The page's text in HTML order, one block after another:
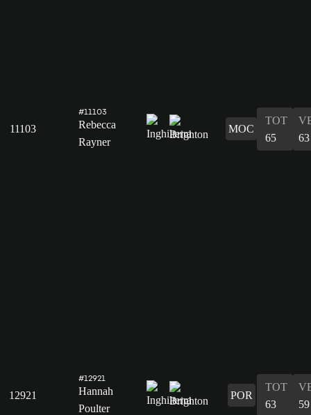
11103
#11103
Rebecca
Rayner
MOC
TOT
65
63
12921
#12921
Hannah
Poulter
POR
TOT
63
59